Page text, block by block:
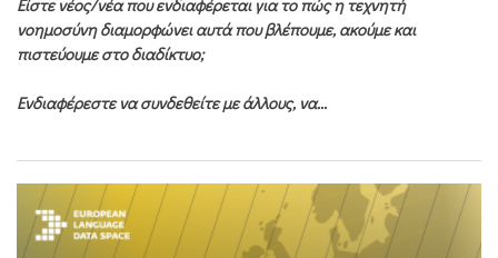
Είστε νέος/νέα που ενδιαφέρεται για το πώς η τεχνητή
νοημοσύνη διαμορφώνει αυτά που βλέπουμε, ακούμε και
πιστεύουμε στο διαδίκτυο;
Ενδιαφέρεστε να συνδεθείτε με άλλους, να...